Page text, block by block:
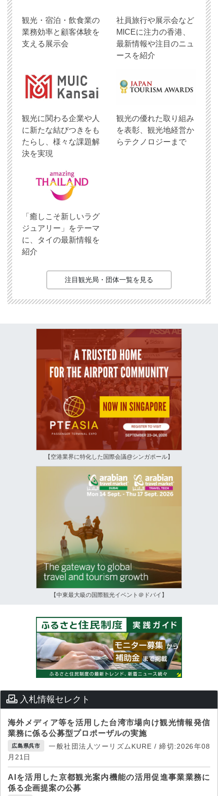
観光・宿泊・飲食業の
業務効率と顧客体験を
支える展示会
社員旅行や展示会など
MICEに注力の香港、
最新情報や注目のニュ
ースを紹介
観光に関わる企業や人
に新たな結びつきをも
たらし、様々な課題解
決を実現
観光の優れた取り組み
を表彰、観光地経営か
らテクノロジーまで
「癒しこそ新しいラグ
ジュアリー」をテーマ
に、タイの最新情報を
紹介
注目観光局・団体一覧を見る
【空港業界に特化した国際会議@シンガポール】
【中東最大級の国際観光イベント＠ドバイ】
入札情報セレクト
海外メディア等を活用した台湾市場向け観光情報発信
業務に係る公募型プロポーザルの実施
広島県呉市
一般社団法人ツーリズムKURE / 締切:2026年08
月21日
AIを活用した京都観光案内機能の活用促進事業業務に
係る企画提案の公募